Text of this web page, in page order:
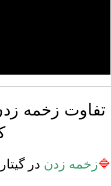
تفاوت زخمه
🔷زخمه زدن در